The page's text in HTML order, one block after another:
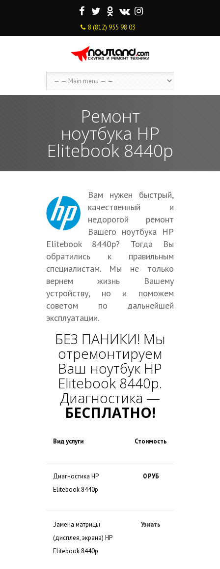
F T O V I
8 (812) 955 98 03
Ремонт
ноутбука HP
Elitebook 8440p
Вам нужен быстрый,
качественный и
недорогой ремонт
Вашего ноутбука HP
Elitebook 8440p? Тогда Вы
обратились к правильным
специалистам. Мы не только
вернем жизнь Вашему
устройству, но и поможем
советом по дальнейшей
эксплуатации.
БЕЗ ПАНИКИ! Мы
отремонтируем
Ваш ноутбук HP
Elitebook 8440p.
Диагностика —
БЕСПЛАТНО!
Вид услуги Стоимость
Диагностика HP
Elitebook 8440p
0 РУБ
Замена матрицы
(дисплея, экрана) HP
Elitebook 8440p
Узнать